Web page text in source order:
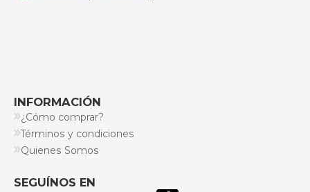
INFORMACIÓN
¿Cómo comprar?
Términos y condiciones
Quienes Somos
SEGUÍNOS EN